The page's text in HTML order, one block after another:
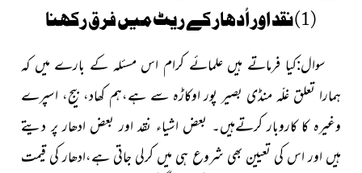
(1)نقد اور اُدھار کے ریٹ میں فرق رکھنا
سوال:کیا فرماتے ہیں علمائے کرام اس مسئلہ کے بارے میں کہ
ہمارا تعلق غلّہ منڈی بصیر پور اوکاڑہ سے ہے،ہم کھاد، بیج، اسپرے
وغیرہ کا کاروبار کرتےہیں۔ بعض اشیاء نقد اور بعض ادھار پر دیتے
ہیں اور اس کی تعیین بھی شروع ہی میں کرلی جاتی ہے،ادھار کی قیمت